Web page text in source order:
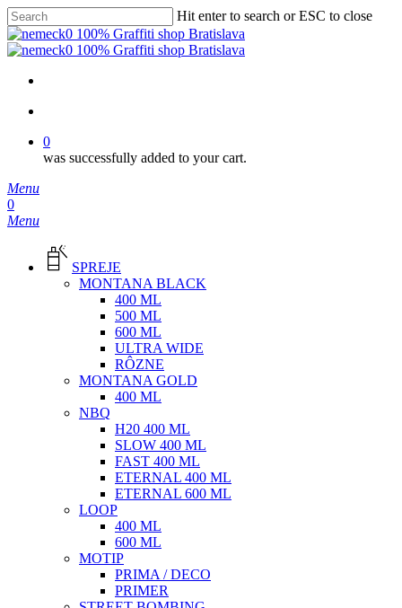
Skip
to
main
Hit enter to search or ESC to close
Close
Search
0
was successfully added to your cart.
Menu
search
0
Menu
SPREJE
MONTANA BLACK
400 ML
500 ML
600 ML
ULTRA WIDE
RÔZNE
MONTANA GOLD
400 ML
NBQ
H20 400 ML
SLOW 400 ML
FAST 400 ML
ETERNAL 400 ML
ETERNAL 600 ML
LOOP
400 ML
600 ML
MOTIP
PRIMA / DECO
PRIMER